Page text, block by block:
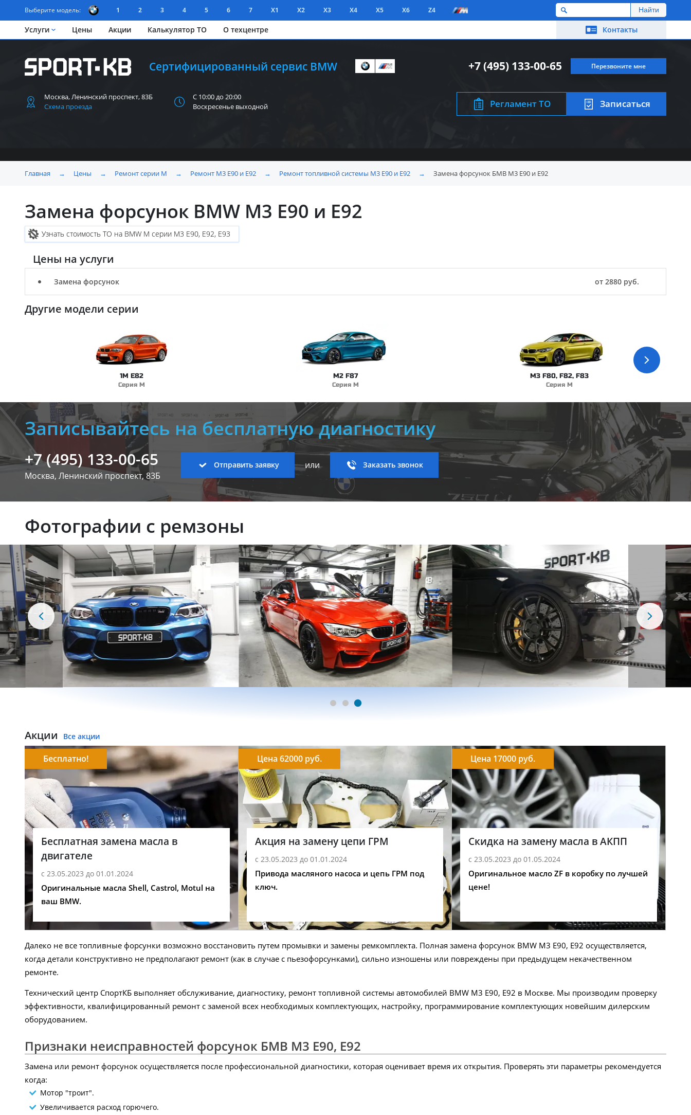
Выберите модель: 1 2 3 4 5 6 7 X1 X2 X3 X4 X5 X6 Z4
Услуги Цены Акции Калькулятор ТО О техцентре Контакты
Сертифицированный сервис BMW Перезвоните мне
+7 (495) 133-00-65
Москва, Ленинский проспект, 83Б
Схема проезда
С 10:00 до 20:00
Воскресенье выходной
Регламент ТО Записаться
Главная → Цены → Ремонт серии M → Ремонт M3 E90 и E92 → Ремонт топливной системы M3 E90 и E92 → Замена форсунок БМВ M3 E90 и E92
Замена форсунок BMW M3 E90 и E92
Узнать стоимость ТО на BMW M серии M3 E90, E92, E93
Цены на услуги
Замена форсунок от 2880 руб.
Другие модели серии
1M E82
Серия M
M2 F87
Серия M
M3 F80, F82, F83
Серия M
Записывайтесь на бесплатную диагностику
+7 (495) 133-00-65
Москва, Ленинский проспект, 83Б
Отправить заявку или Заказать звонок
Фотографии с ремзоны
Акции Все акции
Бесплатная замена масла в
двигателе
с 23.05.2023 до 01.01.2024
Бесплатно!
Оригинальные масла Shell, Castrol, Motul на
ваш BMW.
Акция на замену цепи ГРМ
с 23.05.2023 до 01.01.2024
Цена 62000 руб.
Привода масляного насоса и цепь ГРМ под
ключ.
Скидка на замену масла в АКПП
с 23.05.2023 до 01.05.2024
Цена 17000 руб.
Оригинальное масло ZF в коробку по лучшей
цене!
Далеко не все топливные форсунки возможно восстановить путем промывки и замены ремкомплекта. Полная замена форсунок BMW M3 E90, E92 осуществляется,
когда детали конструктивно не предполагают ремонт (как в случае с пьезофорсунками), сильно изношены или повреждены при предыдущем некачественном
ремонте.
Технический центр СпортКБ выполняет обслуживание, диагностику, ремонт топливной системы автомобилей BMW M3 E90, E92 в Москве. Мы производим проверку
эффективности, квалифицированный ремонт с заменой всех необходимых комплектующих, настройку, программирование комплектующих новейшим дилерским
оборудованием.
Признаки неисправностей форсунок БМВ M3 E90, E92
Замена или ремонт форсунок осуществляется после профессиональной диагностики, которая оценивает время их открытия. Проверять эти параметры рекомендуется
когда:
Мотор "троит".
Увеличивается расход горючего.